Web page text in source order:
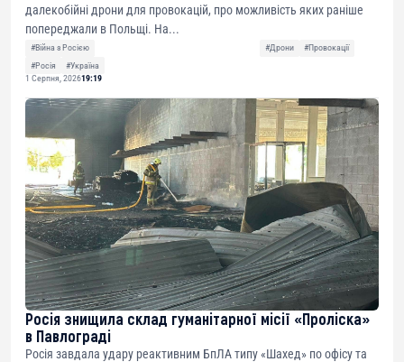
далекобійні дрони для провокацій, про можливість яких раніше
попереджали в Польщі. На...
#Війна з Росією #Дрони
#Провокації
#Росія
#Україна
1 Серпня, 202619:19
Росія знищила склад гуманітарної місії «Проліска»
в Павлограді
Росія завдала удару реактивним БпЛА типу «Шахед» по офісу та